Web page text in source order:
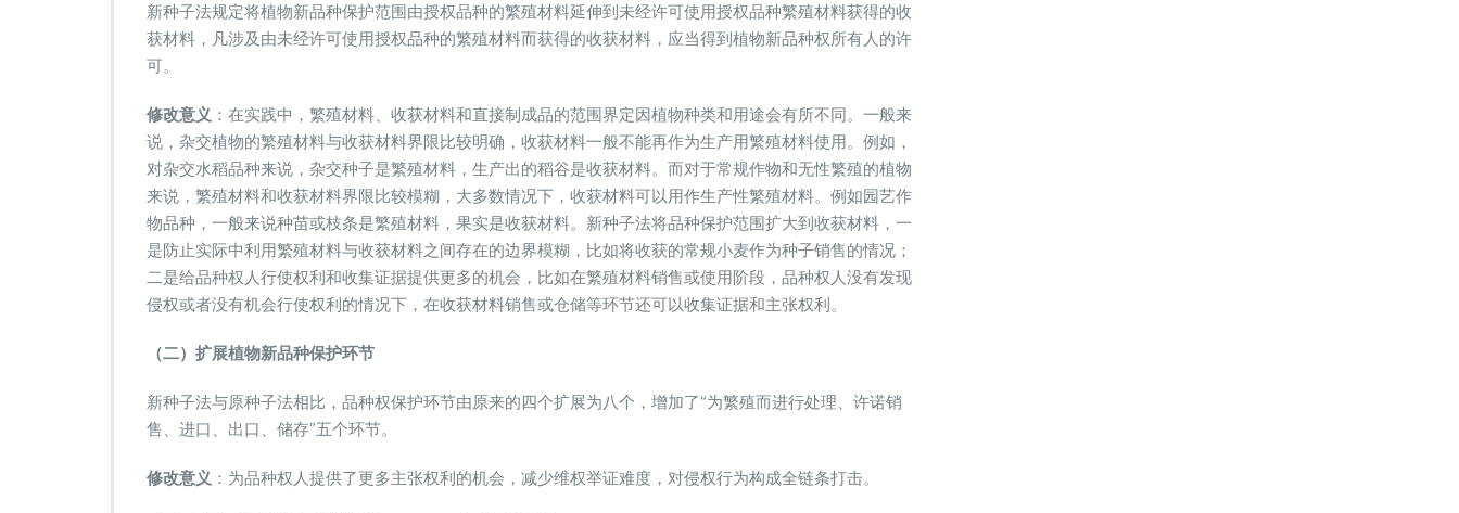
新种子法规定将植物新品种保护范围由授权品种的繁殖材料延伸到未经许可使用授权品种繁殖材料获得的收
获材料，凡涉及由未经许可使用授权品种的繁殖材料而获得的收获材料，应当得到植物新品种权所有人的许
可。
修改意义 ：在实践中，繁殖材料、收获材料和直接制成品的范围界定因植物种类和用途会有所不同。一般来
说，杂交植物的繁殖材料与收获材料界限比较明确，收获材料一般不能再作为生产用繁殖材料使用。例如，
对杂交水稻品种来说，杂交种子是繁殖材料，生产出的稻谷是收获材料。而对于常规作物和无性繁殖的植物
来说，繁殖材料和收获材料界限比较模糊，大多数情况下，收获材料可以用作生产性繁殖材料。例如园艺作
物品种，一般来说种苗或枝条是繁殖材料，果实是收获材料。新种子法将品种保护范围扩大到收获材料，一
是防止实际中利用繁殖材料与收获材料之间存在的边界模糊，比如将收获的常规小麦作为种子销售的情况；
二是给品种权人行使权利和收集证据提供更多的机会，比如在繁殖材料销售或使用阶段，品种权人没有发现
侵权或者没有机会行使权利的情况下，在收获材料销售或仓储等环节还可以收集证据和主张权利。
（二）扩展植物新品种保护环节
新种子法与原种子法相比，品种权保护环节由原来的四个扩展为八个，增加了“为繁殖而进行处理、许诺销
售、进口、出口、储存”五个环节。
修改意义 ：为品种权人提供了更多主张权利的机会，减少维权举证难度，对侵权行为构成全链条打击。